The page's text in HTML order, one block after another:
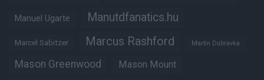
Manuel Ugarte Manutdfanatics.hu
Marcel Sabitzer Marcus Rashford Martin Dubravka
Mason Greenwood Mason Mount